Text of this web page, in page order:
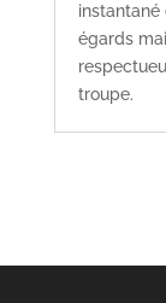
égards
troupe.